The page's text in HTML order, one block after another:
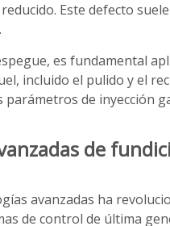
Este defecto
es fundamental
incluido el pulido y el
parámetros de inyección
de
avanzadas ha
de control de última